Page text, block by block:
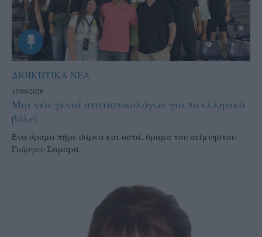
ΔΙΟΙΚΗΤΙΚΑ ΝΕΑ
15/06/2026
Μια νέα γενιά στατιστικολόγων για το ελληνικό
βόλεϊ
Ένα όραμα πήρε σάρκα και οστά, όραμα του αείμνηστου
Γιώργου Σαμαρά.